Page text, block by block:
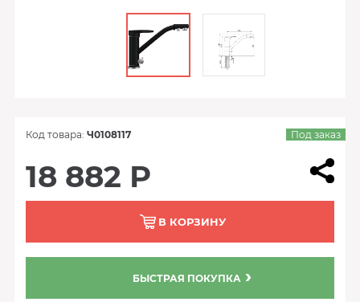
Код товара: Ч0108117 Под заказ
18 882 Р
В КОРЗИНУ
БЫСТРАЯ ПОКУПКА